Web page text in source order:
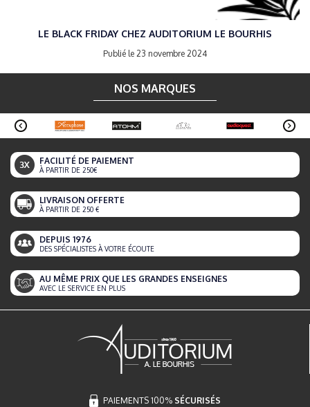
LE BLACK FRIDAY CHEZ AUDITORIUM LE BOURHIS
Publié le 23 novembre 2024
NOS MARQUES
FACILITÉ DE PAIEMENT
À PARTIR DE 250€
LIVRAISON OFFERTE
À PARTIR DE 250 €
DEPUIS 1976
DES SPÉCIALISTES À VOTRE ÉCOUTE
AU MÊME PRIX QUE LES GRANDES ENSEIGNES
AVEC LE SERVICE EN PLUS
PAIEMENTS 100% SÉCURISÉS